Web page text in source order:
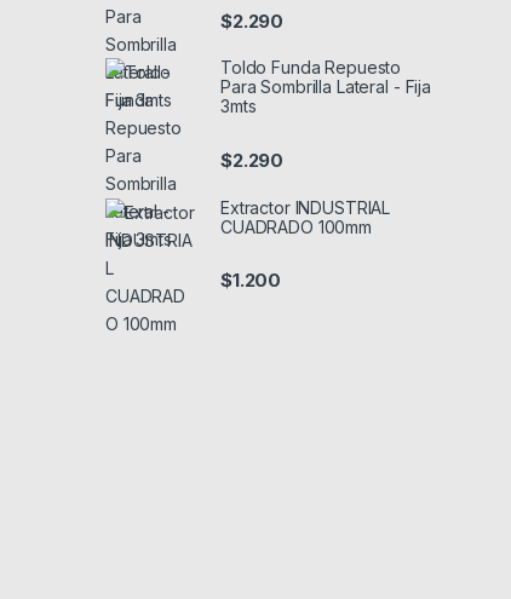
$2.290
Toldo Funda Repuesto
Para Sombrilla Lateral - Fija
3mts
$2.290
Extractor INDUSTRIAL
CUADRADO 100mm
$1.200